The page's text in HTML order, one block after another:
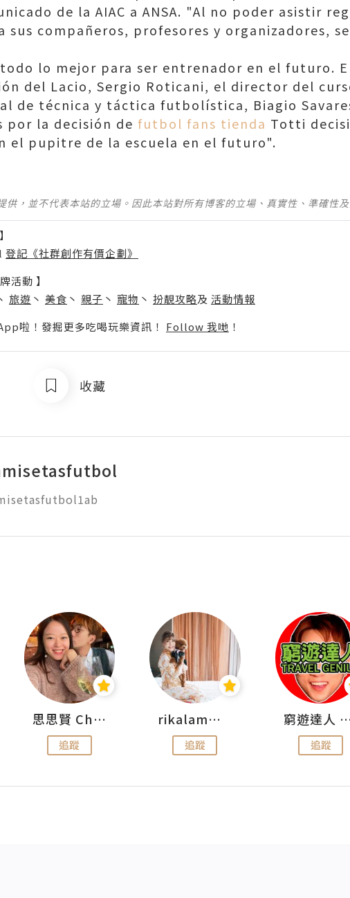
de la AIAC a ANSA. "Al no poder asistir
sus compañeros, profesores y organizadores,
todo lo mejor para ser entrenador en el futuro.
del Lacio, Sergio Roticani, el director del
de técnica y táctica futbolística, Biagio
por la decisión de futbol fans tienda Totti
el pupitre de la escuela en el futuro".
供，並不代表本站的立場。因此本站對所有博客的立場、真實性、準確性
登記《社群創作有價企劃》
活動 】
旅遊 丶 美食 丶 親子 丶 寵物 丶 扮靚攻略及 活動情報
啦！發掘更多吃喝玩樂資訊！ Follow 我哋 ！
收藏
思思賢 ChillMyBabe
追蹤
rikalammm
追蹤
窮遊達人
追蹤